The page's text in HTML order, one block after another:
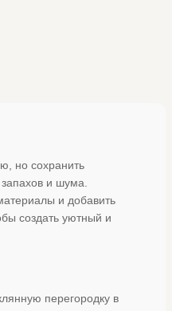
но сохранить
и шума.
и добавить
создать уютный и
перегородку в